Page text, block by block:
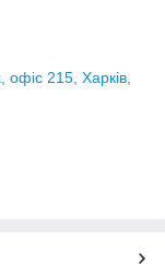
215, Харків,